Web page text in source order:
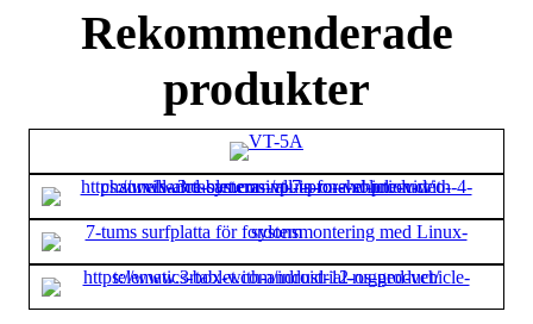
Rekommenderade
produkter